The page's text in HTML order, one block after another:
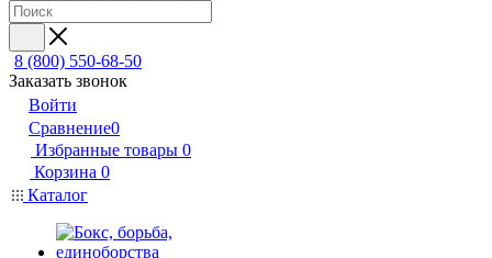
8 (800) 550-68-50
Заказать звонок
Войти
Сравнение0
Избранные товары 0
Корзина 0
Каталог